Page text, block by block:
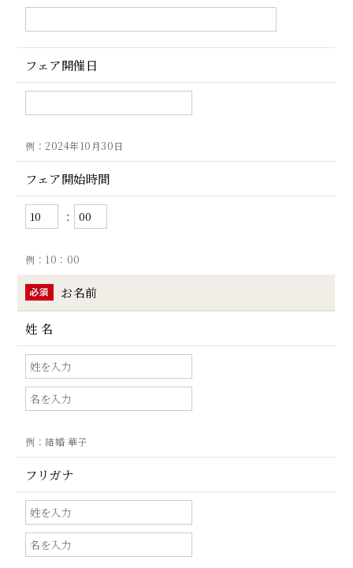
フェア開催日
例：2024年10月30日
フェア開始時間
:
例：10：00
お名前
姓 名
例：結婚 華子
フリガナ